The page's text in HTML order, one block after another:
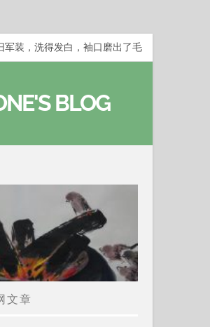
装，洗得发白，袖口磨出了毛
段掌握了第一性原理，完成了一
BLOG
文章